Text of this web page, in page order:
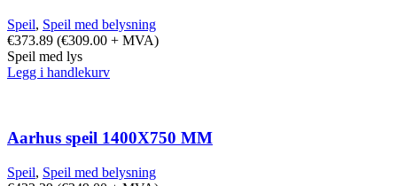
Speil, Speil med belysning
€373.89 (€309.00 + MVA)
Speil med lys
Legg i handlekurv
Aarhus speil 1400X750 MM
Speil, Speil med belysning